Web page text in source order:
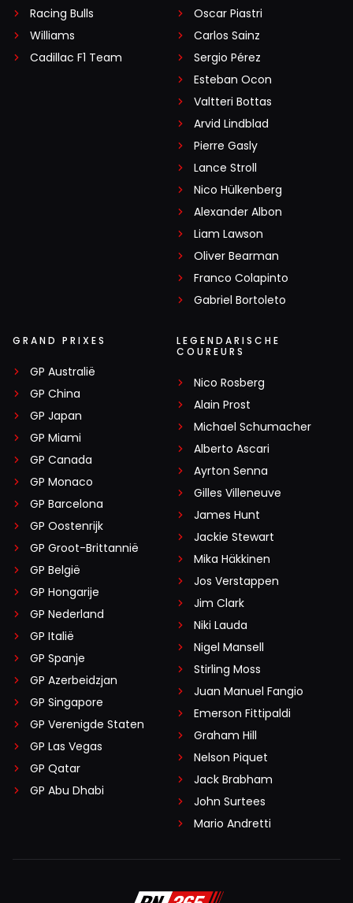
Racing Bulls
Williams
Cadillac F1 Team
Oscar Piastri
Carlos Sainz
Sergio Pérez
Esteban Ocon
Valtteri Bottas
Arvid Lindblad
Pierre Gasly
Lance Stroll
Nico Hülkenberg
Alexander Albon
Liam Lawson
Oliver Bearman
Franco Colapinto
Gabriel Bortoleto
GRAND PRIXES
GP Australië
GP China
GP Japan
GP Miami
GP Canada
GP Monaco
GP Barcelona
GP Oostenrijk
GP Groot-Brittannië
GP België
GP Hongarije
GP Nederland
GP Italië
GP Spanje
GP Azerbeidzjan
GP Singapore
GP Verenigde Staten
GP Las Vegas
GP Qatar
GP Abu Dhabi
LEGENDARISCHE
COUREURS
Nico Rosberg
Alain Prost
Michael Schumacher
Alberto Ascari
Ayrton Senna
Gilles Villeneuve
James Hunt
Jackie Stewart
Mika Häkkinen
Jos Verstappen
Jim Clark
Niki Lauda
Nigel Mansell
Stirling Moss
Juan Manuel Fangio
Emerson Fittipaldi
Graham Hill
Nelson Piquet
Jack Brabham
John Surtees
Mario Andretti